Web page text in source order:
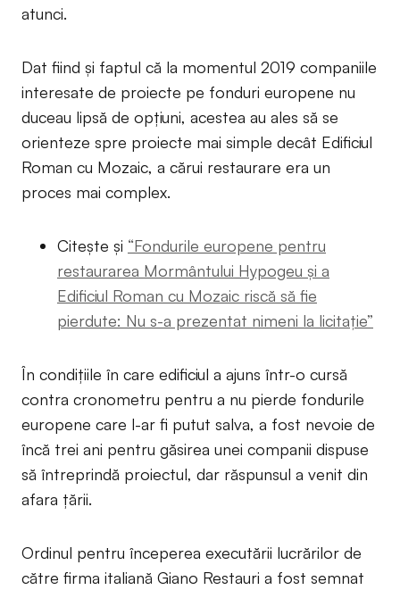
atunci.
Dat fiind și faptul că la momentul 2019 companiile
interesate de proiecte pe fonduri europene nu
duceau lipsă de opțiuni, acestea au ales să se
orienteze spre proiecte mai simple decât Edificiul
Roman cu Mozaic, a cărui restaurare era un
proces mai complex.
Citește și “Fondurile europene pentru
restaurarea Mormântului Hypogeu și a
Edificiul Roman cu Mozaic riscă să fie
pierdute: Nu s-a prezentat nimeni la licitație”
În condițiile în care edificiul a ajuns într-o cursă
contra cronometru pentru a nu pierde fondurile
europene care l-ar fi putut salva, a fost nevoie de
încă trei ani pentru găsirea unei companii dispuse
să întreprindă proiectul, dar răspunsul a venit din
afara țării.
Ordinul pentru începerea executării lucrărilor de
către firma italiană Giano Restauri a fost semnat